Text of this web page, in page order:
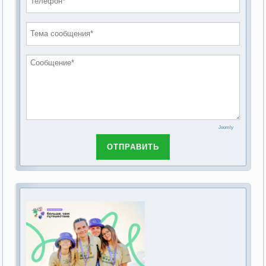
обсуждению Федерального закона Российской
основах социального обслуживания граждан в
2019 год
2018 год
Joomly
ОТПРАВИТЬ